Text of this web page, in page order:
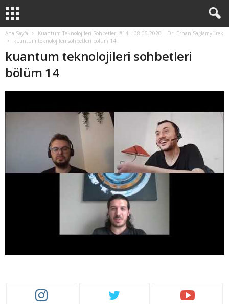
Ana Sayfa
Kuantum Teknolojileri Sohbetleri #14 – 08.06.2020 – Dr. Erhan Sağlamyürek
kuantum teknolojileri sohbetleri bölüm 14
kuantum teknolojileri sohbetleri
bölüm 14